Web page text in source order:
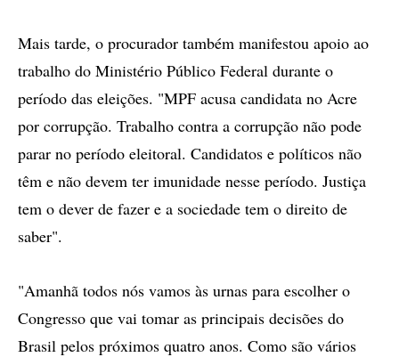
Mais tarde, o procurador também manifestou apoio ao
trabalho do Ministério Público Federal durante o
período das eleições. "MPF acusa candidata no Acre
por corrupção. Trabalho contra a corrupção não pode
parar no período eleitoral. Candidatos e políticos não
têm e não devem ter imunidade nesse período. Justiça
tem o dever de fazer e a sociedade tem o direito de
saber".
"Amanhã todos nós vamos às urnas para escolher o
Congresso que vai tomar as principais decisões do
Brasil pelos próximos quatro anos. Como são vários